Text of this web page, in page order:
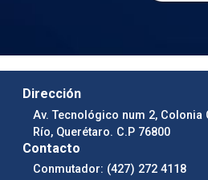
Dirección
Av. Tecnológico num 2, Colonia
Río, Querétaro. C.P 76800
Contacto
Conmutador: (427) 272 4118